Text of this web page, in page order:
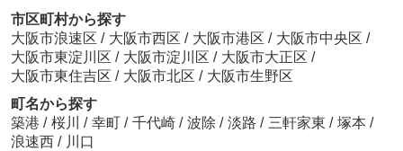
市区町村から探す
大阪市浪速区 / 大阪市西区 / 大阪市港区 / 大阪市中央区 /
大阪市東淀川区 / 大阪市淀川区 / 大阪市大正区 /
大阪市東住吉区 / 大阪市北区 / 大阪市生野区
町名から探す
築港 / 桜川 / 幸町 / 千代崎 / 波除 / 淡路 / 三軒家東 / 塚本 /
浪速西 / 川口